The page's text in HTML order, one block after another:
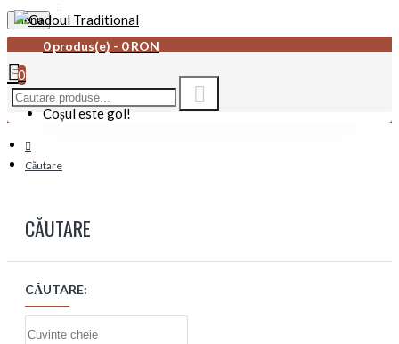
CONTACT
Menu
0 produs(e) - 0 RON
0
Coșul este gol!
Căutare
CĂUTARE
CĂUTARE: